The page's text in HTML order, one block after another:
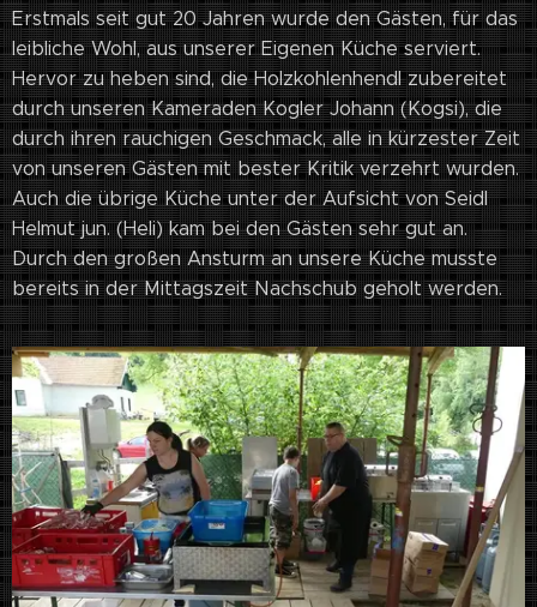
Erstmals seit gut 20 Jahren wurde den Gästen, für das
leibliche Wohl, aus unserer Eigenen Küche serviert.
Hervor zu heben sind, die Holzkohlenhendl zubereitet
durch unseren Kameraden Kogler Johann (Kogsi), die
durch ihren rauchigen Geschmack, alle in kürzester Zeit
von unseren Gästen mit bester Kritik verzehrt wurden.
Auch die übrige Küche unter der Aufsicht von Seidl
Helmut jun. (Heli) kam bei den Gästen sehr gut an.
Durch den großen Ansturm an unsere Küche musste
bereits in der Mittagszeit Nachschub geholt werden.